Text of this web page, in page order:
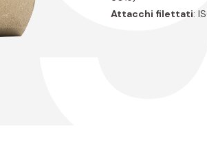
Attacchi filettati: